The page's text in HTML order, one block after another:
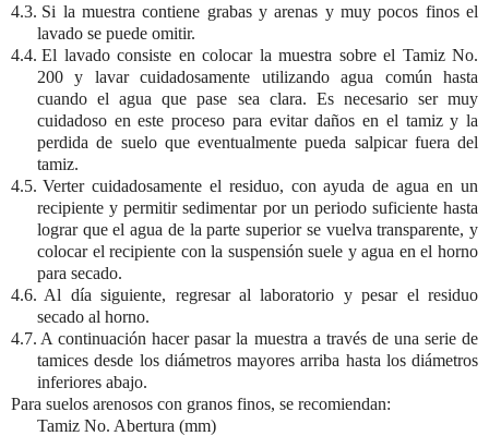
4.3. Si la muestra contiene grabas y arenas y muy pocos finos el
lavado se puede omitir.
4.4. El lavado consiste en colocar la muestra sobre el Tamiz No.
200 y lavar cuidadosamente utilizando agua común hasta
cuando el agua que pase sea clara. Es necesario ser muy
cuidadoso en este proceso para evitar daños en el tamiz y la
perdida de suelo que eventualmente pueda salpicar fuera del
tamiz.
4.5. Verter cuidadosamente el residuo, con ayuda de agua en un
recipiente y permitir sedimentar por un periodo suficiente hasta
lograr que el agua de la parte superior se vuelva transparente, y
colocar el recipiente con la suspensión suele y agua en el horno
para secado.
4.6. Al día siguiente, regresar al laboratorio y pesar el residuo
secado al horno.
4.7. A continuación hacer pasar la muestra a través de una serie de
tamices desde los diámetros mayores arriba hasta los diámetros
inferiores abajo.
Para suelos arenosos con granos finos, se recomiendan:
Tamiz No. Abertura (mm)